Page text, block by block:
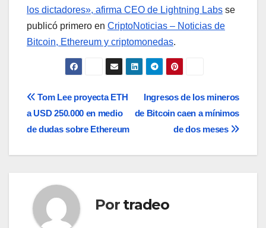
los dictadores», afirma CEO de Lightning Labs se
publicó primero en CriptoNoticias – Noticias de
Bitcoin, Ethereum y criptomonedas.
Navegación
de
entradas
Ingresos de los mineros
de Bitcoin caen a mínimos
de dos meses
Tom Lee proyecta ETH
a USD 250.000 en medio
de dudas sobre Ethereum
Por tradeo